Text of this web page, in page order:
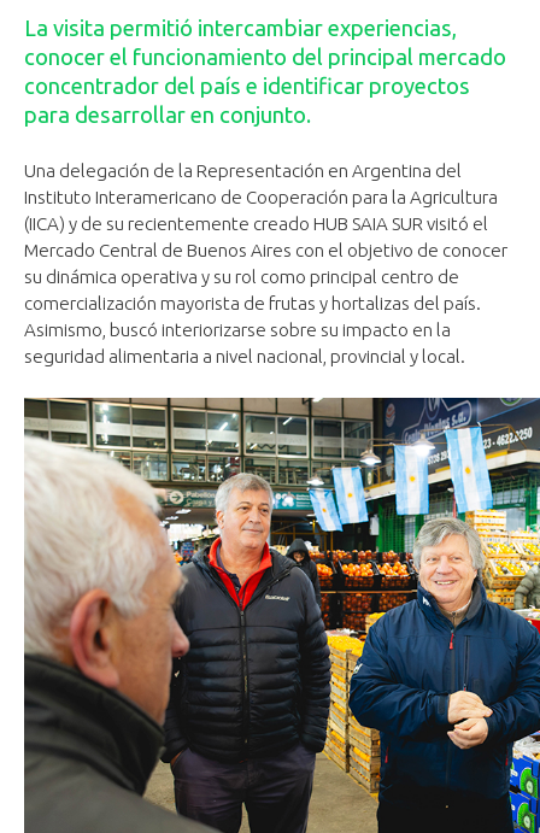
La visita permitió intercambiar experiencias,
conocer el funcionamiento del principal mercado
concentrador del país e identificar proyectos
para desarrollar en conjunto.
Una delegación de la Representación en Argentina del
Instituto Interamericano de Cooperación para la Agricultura
(IICA) y de su recientemente creado HUB SAIA SUR visitó el
Mercado Central de Buenos Aires con el objetivo de conocer
su dinámica operativa y su rol como principal centro de
comercialización mayorista de frutas y hortalizas del país.
Asimismo, buscó interiorizarse sobre su impacto en la
seguridad alimentaria a nivel nacional, provincial y local.